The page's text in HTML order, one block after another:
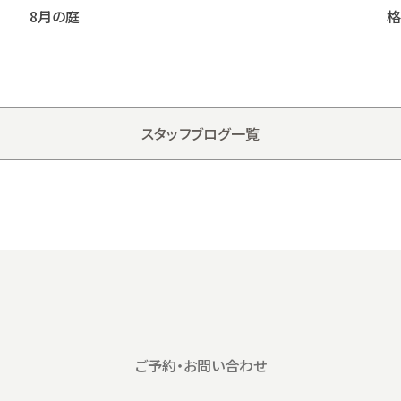
8月の庭
スタッフブログ一覧
ご予約・お問い合わせ